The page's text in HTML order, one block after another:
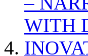
WITH